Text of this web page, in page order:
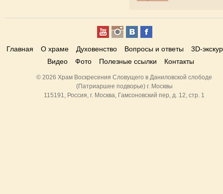
Главная О храме Духовенство Вопросы и ответы
3D-
Видео
Фото Полезные ссылки Контакты
© 2026 Храм Воскресения Словущего в Даниловской слободе
(Патриаршее подворье) г. Москвы
115191, Россия, г. Москва, Гамсоновский пер, д. 12, стр. 1